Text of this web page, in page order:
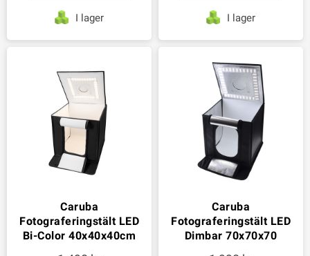
I lager I lager
Caruba
Fotograferingstält LED
Bi-Color 40x40x40cm
Caruba
Fotograferingstält LED
Dimbar 70x70x70